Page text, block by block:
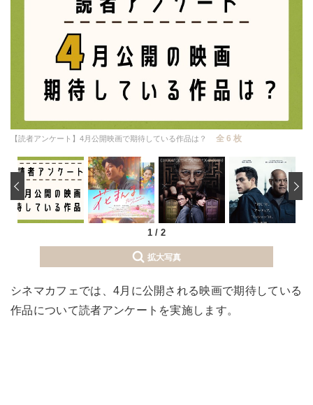
【読者アンケート】4月公開映画で期待している作品は？ 全 6 枚
1 / 2
‹
拡大写真
シネマカフェでは、4月に公開される映画で期待している
作品について読者アンケートを実施します。